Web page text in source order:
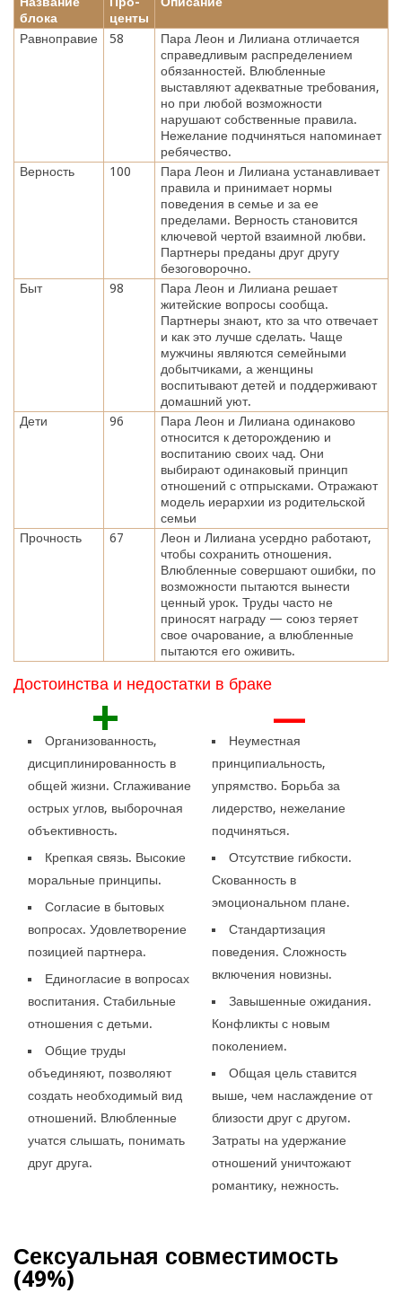
блока
центы
Равноправие 58
Пара Леон и Лилиана отличается
справедливым распределением
обязанностей. Влюбленные
выставляют адекватные требования,
но при любой возможности
нарушают собственные правила.
Нежелание подчиняться напоминает
ребячество.
Верность
100
Пара Леон и Лилиана устанавливает
правила и принимает нормы
поведения в семье и за ее
пределами. Верность становится
ключевой чертой взаимной любви.
Партнеры преданы друг другу
безоговорочно.
Быт
98
Пара Леон и Лилиана решает
житейские вопросы сообща.
Партнеры знают, кто за что отвечает
и как это лучше сделать. Чаще
мужчины являются семейными
добытчиками, а женщины
воспитывают детей и поддерживают
домашний уют.
Дети
96
Пара Леон и Лилиана одинаково
относится к деторождению и
воспитанию своих чад. Они
выбирают одинаковый принцип
отношений с отпрысками. Отражают
модель иерархии из родительской
семьи
Прочность
67
Леон и Лилиана усердно работают,
чтобы сохранить отношения.
Влюбленные совершают ошибки, по
возможности пытаются вынести
ценный урок. Труды часто не
приносят награду — союз теряет
свое очарование, а влюбленные
пытаются его оживить.
Достоинства и недостатки в браке
+
Организованность,
дисциплинированность в
общей жизни. Сглаживание
острых углов, выборочная
объективность.
Крепкая связь. Высокие
моральные принципы.
Согласие в бытовых
вопросах. Удовлетворение
позицией партнера.
Единогласие в вопросах
воспитания. Стабильные
отношения с детьми.
Общие труды
объединяют, позволяют
создать необходимый вид
отношений. Влюбленные
учатся слышать, понимать
друг друга.
—
Неуместная
принципиальность,
упрямство. Борьба за
лидерство, нежелание
подчиняться.
Отсутствие гибкости.
Скованность в
эмоциональном плане.
Стандартизация
поведения. Сложность
включения новизны.
Завышенные ожидания.
Конфликты с новым
поколением.
Общая цель ставится
выше, чем наслаждение от
близости друг с другом.
Затраты на удержание
отношений уничтожают
романтику, нежность.
Сексуальная совместимость
(49%)